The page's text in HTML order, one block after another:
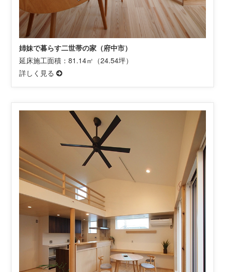
姉妹で暮らす二世帯の家（府中市）
延床施工面積：81.14㎡（24.54坪）
詳しく見る